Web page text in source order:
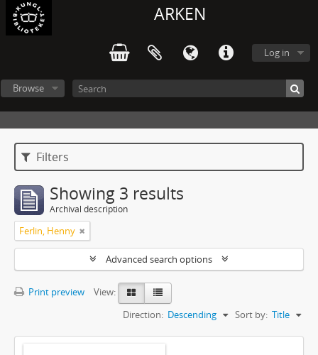
ARKEN
Log in
Browse
Filters
Showing 3 results
Archival description
Ferlin, Henny
Advanced search options
Print preview
View:
Sort by: Title
Direction: Descending